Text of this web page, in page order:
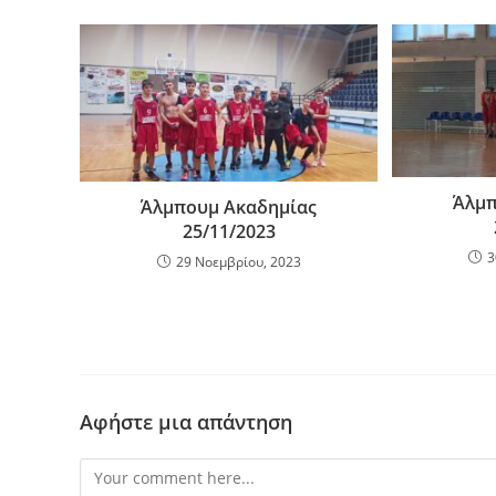
b
o
o
k
σ
τε
ίτ
ε
Άλμπουμ Ακαδημίας
25/11/2023
29 Νοεμβρίου, 2023
Αφήστε μια απάντηση